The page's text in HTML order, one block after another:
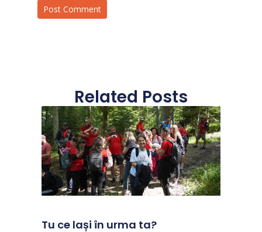
Related Posts
Tu ce lași în urma ta?